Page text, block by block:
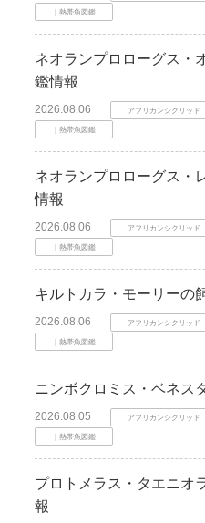
｜熱帯魚図鑑
ネオランプロローグス・
鑑情報
2026.08.06 アフリカンシクリッド
｜熱帯魚図鑑
ネオランプロローグス・
情報
2026.08.06 アフリカンシクリッド
｜熱帯魚図鑑
キルトカラ・モーリーの
2026.08.06 アフリカンシクリッド
｜熱帯魚図鑑
ニンボクロミス・ベネス
2026.08.05 アフリカンシクリッド
｜熱帯魚図鑑
プロトメラス・タエニオ
報